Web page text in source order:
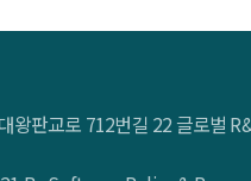
왕판교로 712번길 22 글로벌